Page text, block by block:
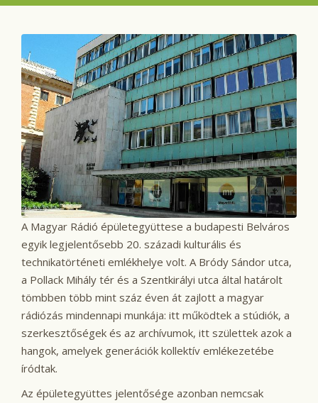
A Magyar Rádió épületegyüttese a budapesti Belváros
egyik legjelentősebb 20. századi kulturális és
technikatörténeti emlékhelye volt. A Bródy Sándor utca,
a Pollack Mihály tér és a Szentkirályi utca által határolt
tömbben több mint száz éven át zajlott a magyar
rádiózás mindennapi munkája: itt működtek a stúdiók, a
szerkesztőségek és az archívumok, itt születtek azok a
hangok, amelyek generációk kollektív emlékezetébe
íródtak.
Az épületegyüttes jelentősége azonban nemcsak